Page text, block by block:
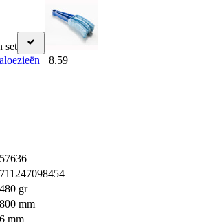
set
+ 8.59
gr
mm
mm